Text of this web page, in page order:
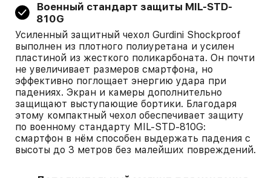
Военный стандарт защиты MIL-STD-
810G
Усиленный защитный чехол Gurdini Shockproof
выполнен из плотного полиуретана и усилен
пластиной из жесткого поликарбоната. Он почти
не увеличивает размеров смартфона, но
эффективно поглощает энергию удара при
падениях. Экран и камеры дополнительно
защищают выступающие бортики. Благодаря
этому компактный чехол обеспечивает защиту
по военному стандарту MIL-STD-810G:
смартфон в нём способен выдержать падения с
высоты до 3 метров без малейших повреждений.